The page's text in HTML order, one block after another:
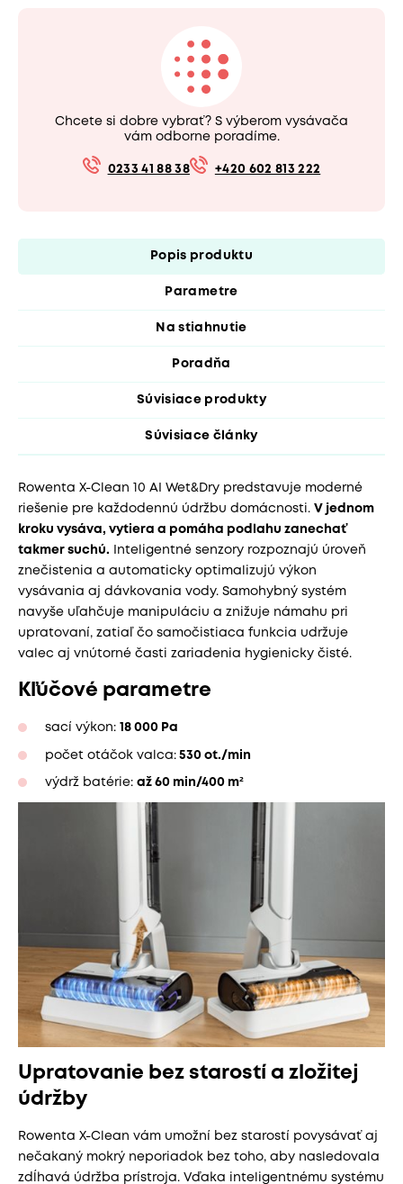
Chcete si dobre vybrať? S výberom vysávača
vám odborne poradíme.
0233 41 88 38 +420 602 813 222
Popis produktu
Parametre
Na stiahnutie
Poradňa
Súvisiace produkty
Súvisiace články
Rowenta X-Clean 10 AI Wet&Dry predstavuje moderné
riešenie pre každodennú údržbu domácnosti. V jednom
kroku vysáva, vytiera a pomáha podlahu zanechať
takmer suchú. Inteligentné senzory rozpoznajú úroveň
znečistenia a automaticky optimalizujú výkon
vysávania aj dávkovania vody. Samohybný systém
navyše uľahčuje manipuláciu a znižuje námahu pri
upratovaní, zatiaľ čo samočistiaca funkcia udržuje
valec aj vnútorné časti zariadenia hygienicky čisté.
Kľúčové parametre
sací výkon: 18 000 Pa
počet otáčok valca: 530 ot./min
výdrž batérie: až 60 min/400 m²
Upratovanie bez starostí a zložitej
údržby
Rowenta X-Clean vám umožní bez starostí povysávať aj
nečakaný mokrý neporiadok bez toho, aby nasledovala
zdĺhavá údržba prístroja. Vďaka inteligentnému systému